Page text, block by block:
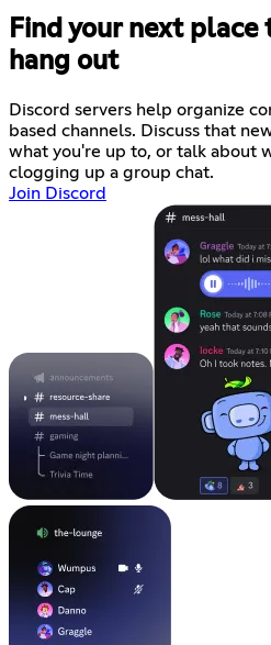
Find your next
hang out
Discord servers help organize
based channels. Discuss that
what you're up to, or talk about
clogging up a group chat.
Join Discord